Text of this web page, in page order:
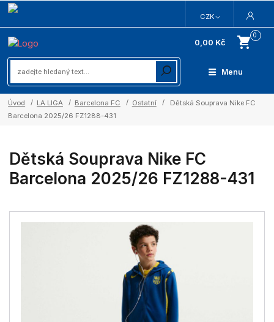
Menu
CZK
0
0,00 Kč
Úvod LA LIGA Barcelona FC Ostatní
Dětská Souprava Nike FC
Barcelona 2025/26 FZ1288-431
Dětská Souprava Nike FC
Barcelona 2025/26 FZ1288-431